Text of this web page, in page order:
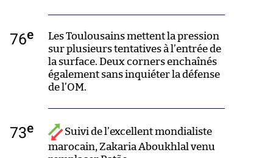
76e
Les Toulousains mettent la pression
sur plusieurs tentatives à l’entrée de
la surface. Deux corners enchaînés
également sans inquiéter la défense
de l’OM.
73e
Suivi de l’excellent mondialiste
marocain, Zakaria Aboukhlal venu